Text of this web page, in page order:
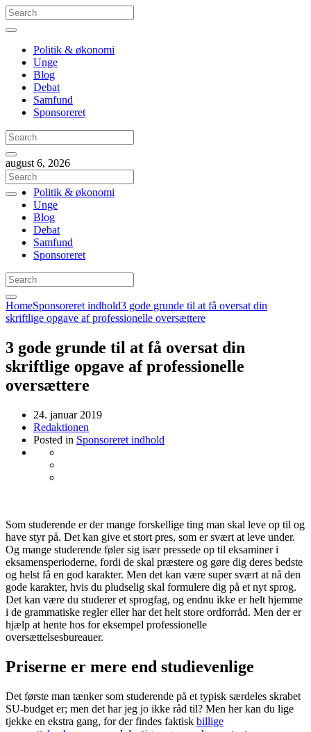
Politik & økonomi
Unge
Blog
Debat
Samfund
Sponsoreret
august 6, 2026
Politik & økonomi
Unge
Blog
Debat
Samfund
Sponsoreret
HomeSponsoreret indhold3 gode grunde til at få oversat din
skriftlige opgave af professionelle oversættere
3 gode grunde til at få oversat din
skriftlige opgave af professionelle
oversættere
24. januar 2019
Redaktionen
Posted in Sponsoreret indhold
Som studerende er der mange forskellige ting man skal leve op til og
have styr på. Det kan give et stort pres, som er svært at leve under.
Og mange studerende føler sig især pressede op til eksaminer i
eksamensperioderne, fordi de skal præstere og gøre dig deres bedste
og helst få en god karakter. Men det kan være super svært at nå den
gode karakter, hvis du pludselig skal formulere dig på et nyt sprog.
Det kan være du studerer et sprogfag, og endnu ikke er helt hjemme
i de grammatiske regler eller har det helt store ordforråd. Men der er
hjælp at hente hos for eksempel professionelle
oversættelsesbureauer.
Priserne er mere end studievenlige
Det første man tænker som studerende på et typisk særdeles skrabet
SU-budget er; men det har jeg jo ikke råd til? Men her kan du lige
tjekke en ekstra gang, for der findes faktisk billige